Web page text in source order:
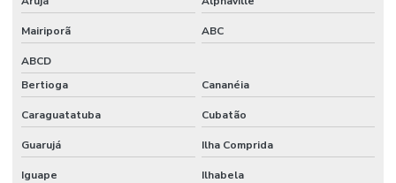
Onde Comprar Etiquetas Térmicas Adesivas No Sul
Onde Comprar Ribbon Cera 1 Polegada
Onde Comprar Ribbon Cera 110x74 No Paraná
Onde Comprar Ribbon Cera No Sul
Onde Comprar Ribbon Misto Paraná
Mairiporã ABC
ABCD
Bertioga
Cananéia
Caraguatatuba Cubatão
Guarujá Ilha Comprida
Iguape Ilhabela